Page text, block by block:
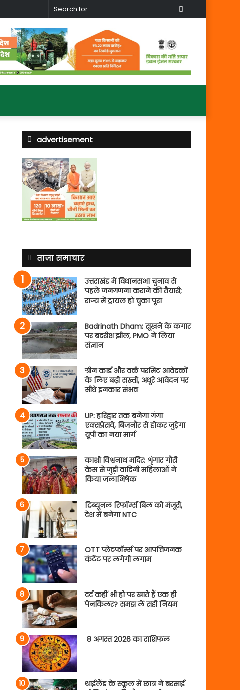
Search
advertisement
ताज़ा समाचार
उत्तराखंड में विधानसभा चुनाव से
पहले जनगणना कराने की तैयारी;
राज्य में ट्रायल हो चुका पूरा
Badrinath Dham: सूखने के कगार
पर बदरीश झील, PMO ने लिया
संज्ञान
ग्रीन कार्ड और वर्क परमिट आवेदकों
के लिए बढ़ी सख्ती, अधूरे आवेदन पर
सीधे इनकार संभव
UP: हरिद्वार तक बनेगा गंगा
एक्सप्रेसवे, बिजनौर से होकर जुड़ेगा
यूपी का नया मार्ग
काशी विश्वनाथ मदिर: शृंगार गौरी
केस से जुड़ी वादिनी महिलाओं ने
किया जलाभिषेक
ट्रिब्यूनल रिफॉर्म्स बिल को मंजूरी,
देश में बनेगा NTC
OTT प्लेटफॉर्म्स पर आपत्तिजनक
कंटेंट पर लगेगी लगाम
दर्द कहीं भी हो पर खाते हैं एक ही
पेनकिलर? समझ लें सही नियम
8 अगस्त 2026 का राशिफल
थाईलैंड के स्कूल में छात्र ने बरसाईं